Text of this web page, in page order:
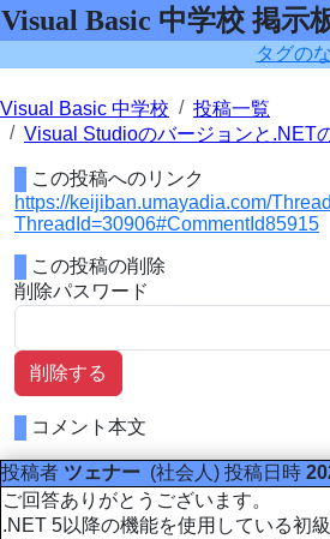
Visual Basic 中学校 掲示
タグの
Visual Basic 中学校
投稿一覧
Visual Studioのバージョンと.NET
この投稿へのリンク
https://keijiban.umayadia.com/
ThreadId=30906#CommentId85915
この投稿の削除
削除パスワード
削除する
コメント本文
投稿者 ツェナー (社会人) 投稿日時
ご回答ありがとうございます。
.NET 5以降の機能を使用している初